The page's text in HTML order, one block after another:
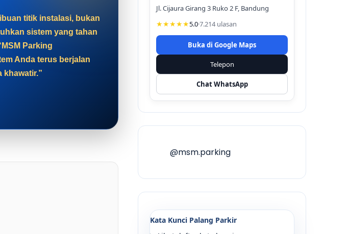
titik instalasi, bukan
sistem yang tahan
Parking
Anda terus berjalan
khawatir.”
Jl. Cijaura Girang 3 Ruko 2 F, Bandung
★★★★★5.0·7.214 ulasan
Buka di Google Maps
Telepon
Chat WhatsApp
@msm.parking
Kata Kunci Palang Parkir